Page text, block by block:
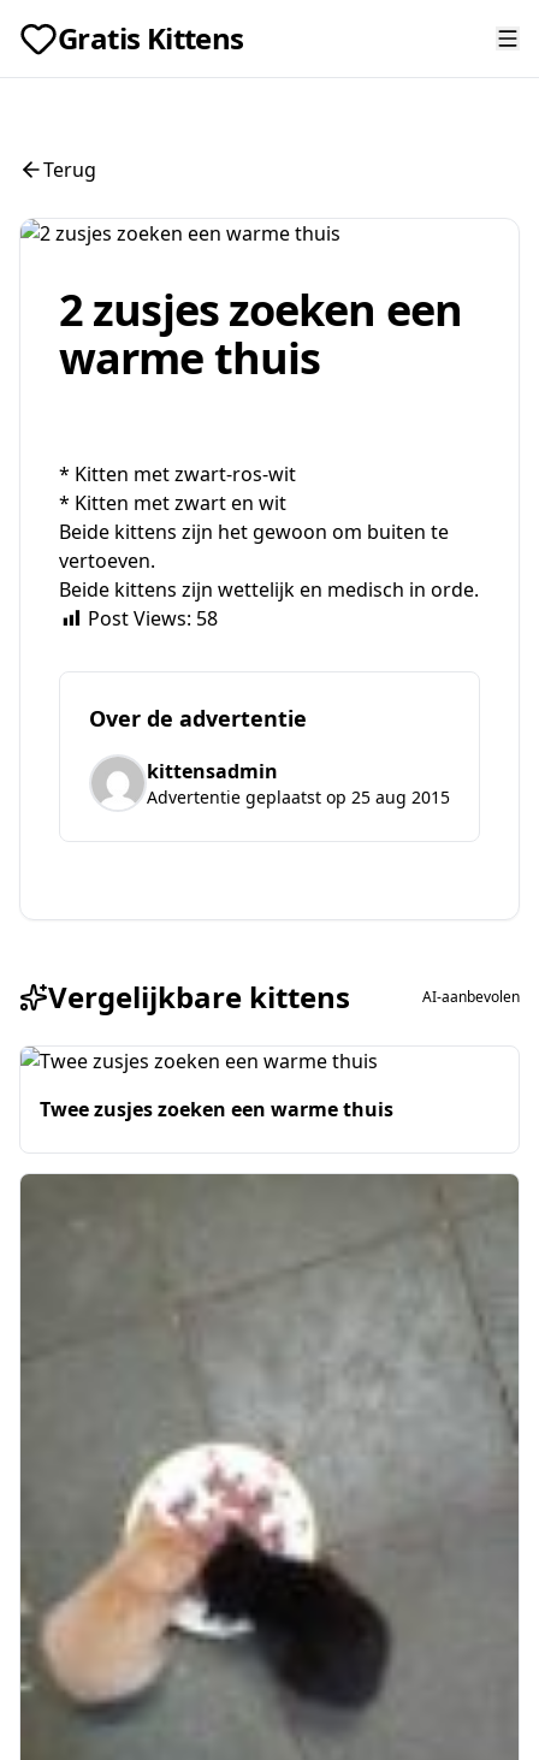
Gratis Kittens
Terug
2 zusjes zoeken een
warme thuis
* Kitten met zwart-ros-wit
* Kitten met zwart en wit
Beide kittens zijn het gewoon om buiten te
vertoeven.
Beide kittens zijn wettelijk en medisch in orde.
Post Views: 58
Over de advertentie
kittensadmin
Advertentie geplaatst op 25 aug 2015
Vergelijkbare kittens AI-aanbevolen
Twee zusjes zoeken een warme thuis